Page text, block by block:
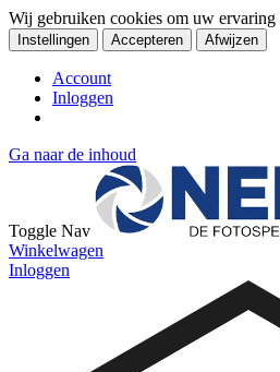
Wij gebruiken cookies om uw ervaring
Instellingen Accepteren Afwijzen
Account
Inloggen
Ga naar de inhoud
Toggle Nav
Winkelwagen
Inloggen